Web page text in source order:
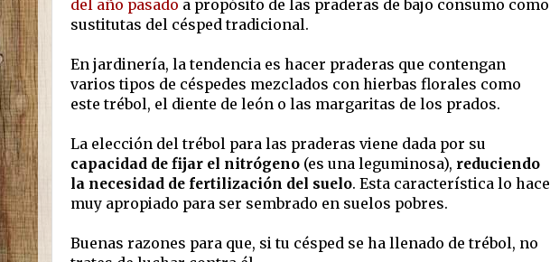
del año pasado a propósito de las praderas de bajo consumo como
sustitutas del césped tradicional.
En jardinería, la tendencia es hacer praderas que contengan
varios tipos de céspedes mezclados con hierbas florales como
este trébol, el diente de león o las margaritas de los prados.
La elección del trébol para las praderas viene dada por su
capacidad de fijar el nitrógeno (es una leguminosa), reduciendo
la necesidad de fertilización del suelo. Esta característica lo hace
muy apropiado para ser sembrado en suelos pobres.
Buenas razones para que, si tu césped se ha llenado de trébol, no